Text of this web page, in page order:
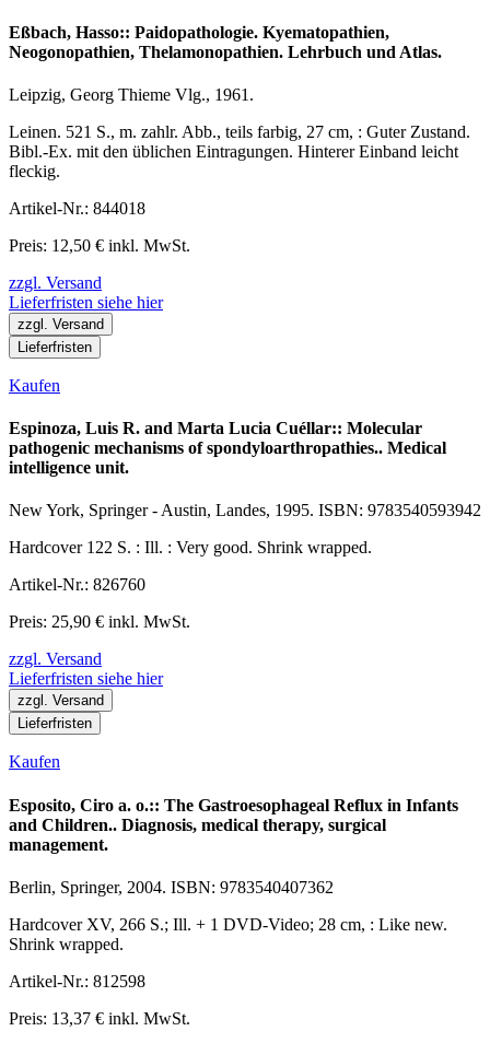
Eßbach, Hasso:: Paidopathologie. Kyematopathien,
Neogonopathien, Thelamonopathien. Lehrbuch und Atlas.
Leipzig, Georg Thieme Vlg., 1961.
Leinen. 521 S., m. zahlr. Abb., teils farbig, 27 cm, : Guter Zustand.
Bibl.-Ex. mit den üblichen Eintragungen. Hinterer Einband leicht
fleckig.
Artikel-Nr.: 844018
Preis: 12,50 € inkl. MwSt.
zzgl. Versand
Lieferfristen siehe hier
zzgl. Versand
Lieferfristen
Kaufen
Espinoza, Luis R. and Marta Lucia Cuéllar:: Molecular
pathogenic mechanisms of spondyloarthropathies.. Medical
intelligence unit.
New York, Springer - Austin, Landes, 1995. ISBN: 9783540593942
Hardcover 122 S. : Ill. : Very good. Shrink wrapped.
Artikel-Nr.: 826760
Preis: 25,90 € inkl. MwSt.
zzgl. Versand
Lieferfristen siehe hier
zzgl. Versand
Lieferfristen
Kaufen
Esposito, Ciro a. o.:: The Gastroesophageal Reflux in Infants
and Children.. Diagnosis, medical therapy, surgical
management.
Berlin, Springer, 2004. ISBN: 9783540407362
Hardcover XV, 266 S.; Ill. + 1 DVD-Video; 28 cm, : Like new.
Shrink wrapped.
Artikel-Nr.: 812598
Preis: 13,37 € inkl. MwSt.